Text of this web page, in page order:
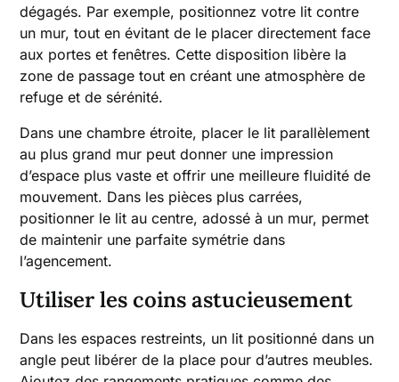
dégagés. Par exemple, positionnez votre lit contre
un mur, tout en évitant de le placer directement face
aux portes et fenêtres. Cette disposition libère la
zone de passage tout en créant une atmosphère de
refuge et de sérénité.
Dans une chambre étroite, placer le lit parallèlement
au plus grand mur peut donner une impression
d’espace plus vaste et offrir une meilleure fluidité de
mouvement. Dans les pièces plus carrées,
positionner le lit au centre, adossé à un mur, permet
de maintenir une parfaite symétrie dans
l’agencement.
Utiliser les coins astucieusement
Dans les espaces restreints, un lit positionné dans un
angle peut libérer de la place pour d’autres meubles.